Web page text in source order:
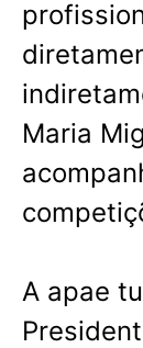
Maria
A apae